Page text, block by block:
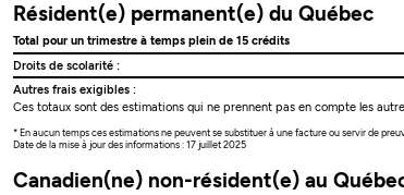
Résident(e) permanent(e) du Québec
Total pour un trimestre à temps plein de 15 crédits
Droits de scolarité :
Autres frais exigibles :
Ces totaux sont des estimations qui ne prennent pas en compte les
* En aucun temps ces estimations ne peuvent se substituer à une facture ou servir de
Date de la mise à jour des informations : 17 juillet 2025
Canadien(ne) non-résident(e) au